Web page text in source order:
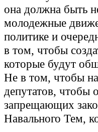
она должна быть
молодежные
политике и
в том, чтобы
которые будут
Не в том, чтобы
депутатов, чтобы
запрещающих
Навального Тем,